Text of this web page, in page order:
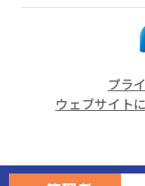
プラ
ウェブサイト
(C) Recruit